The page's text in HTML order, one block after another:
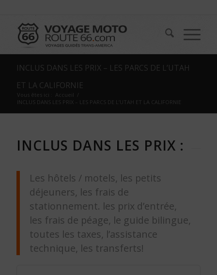
INCLUS DANS LES PRIX – LES PARCS DE L’UTAH
ET LA CALIFORNIE
Vous êtes ici : Accueil /
INCLUS DANS LES PRIX – LES PARCS DE L’UTAH ET LA CALIFORNIE
INCLUS DANS LES PRIX :
Les hôtels / motels, les petits
déjeuners, les frais de
stationnement. les prix d’entrée,
les frais de péage, le guide bilingue,
toutes les taxes, l’assistance
technique, les transferts!